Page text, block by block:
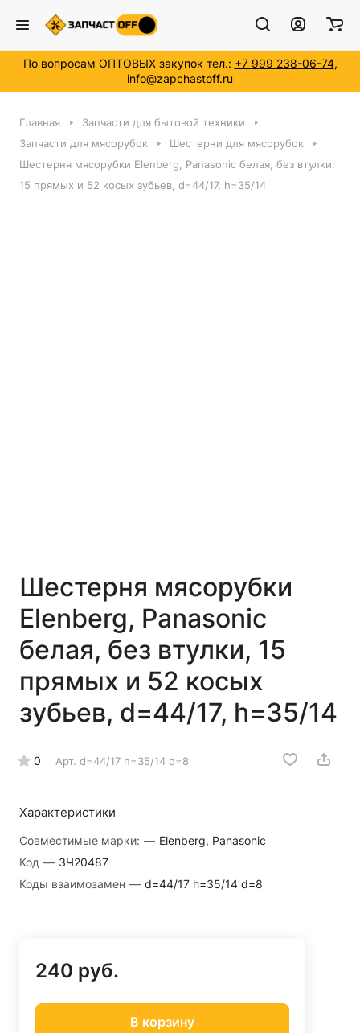
По вопросам ОПТОВЫХ закупок тел.: +7 999 238-06-74,
info@zapchastoff.ru
Главная
Запчасти для бытовой техники
Запчасти для мясорубок
Шестерни для мясорубок
Шестерня мясорубки Elenberg, Panasonic белая, без втулки,
15 прямых и 52 косых зубьев, d=44/17, h=35/14
Шестерня мясорубки
Elenberg, Panasonic
белая, без втулки, 15
прямых и 52 косых
зубьев, d=44/17, h=35/14
0 Арт. d=44/17 h=35/14 d=8
Характеристики
Совместимые марки: — Elenberg, Panasonic
Код — ЗЧ20487
Коды взаимозамен — d=44/17 h=35/14 d=8
240 руб.
В корзину